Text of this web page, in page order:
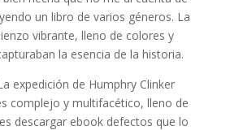
un libro de varios géneros. La
vibrante, lleno de colores y
la esencia de la historia.
expedición de Humphry Clinker
complejo y multifacético, lleno de
descargar ebook defectos que lo